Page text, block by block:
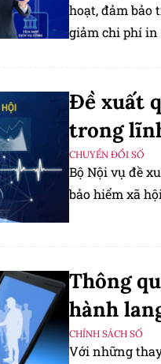
hoạt, đảm bảo
giảm chi phí in
Đề xuất
trong
CHUYỂN ĐỔI SỐ
Bộ Nội vụ đề
bảo hiểm xã
Thông
hành
CHÍNH SÁCH SỐ
Với những